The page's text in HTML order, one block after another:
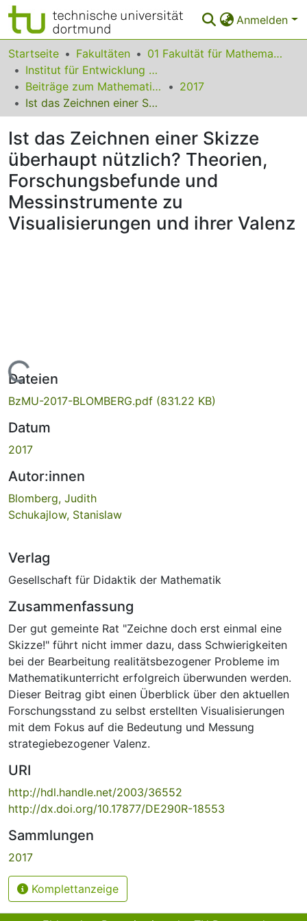
Anmelden
Bereiche & Sammlungen
Das gesamte Repositorium
Statistiken
FAQ
Leitlinien
Zurück zur Startseite
Startseite Fakultäten
01 Fakultät für Mathematik
Institut für Entwicklung und Erforschung des Mathematikunterrichts
Beiträge zum Mathematikunterricht
2017
Ist das Zeichnen einer Skizze überhaupt nützlich? Theorien, Forschungsbefunde und Messinstrumente zu Visualisierungen und ihrer Valenz
Ist das Zeichnen einer Skizze
überhaupt nützlich? Theorien,
Forschungsbefunde und
Messinstrumente zu
Visualisierungen und ihrer Valenz
Lade...
Dateien
BzMU-2017-BLOMBERG.pdf (831.22 KB)
Datum
2017
Autor:innen
Blomberg, Judith
Schukajlow, Stanislaw
Verlag
Gesellschaft für Didaktik der Mathematik
Zusammenfassung
Der gut gemeinte Rat "Zeichne doch erst einmal eine
Skizze!" führt nicht immer dazu, dass Schwierigkeiten
bei der Bearbeitung realitätsbezogener Probleme im
Mathematikunterricht erfolgreich überwunden werden.
Dieser Beitrag gibt einen Überblick über den aktuellen
Forschungsstand zu selbst erstellten Visualisierungen
mit dem Fokus auf die Bedeutung und Messung
strategiebezogener Valenz.
URI
http://hdl.handle.net/2003/36552
http://dx.doi.org/10.17877/DE290R-18553
Sammlungen
2017
Komplettanzeige